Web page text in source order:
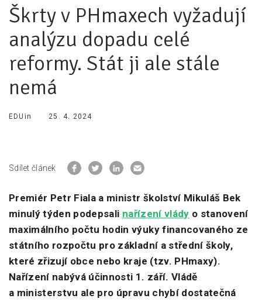
Pro zřizovatele
Konference Lepší škola
Kápézetka - průvodce pro zřizovatele
Klub zřizovatelů
O nás
Partneři a dárci
Škrty v PHmaxech vyžadují
analýzu dopadu celé
reformy. Stát ji ale stále
nemá
EDUin 25. 4. 2024
Sdílet článek
Premiér Petr Fiala a ministr školství Mikuláš Bek
minulý týden podepsali nařízení vlády o stanovení
maximálního počtu hodin výuky financovaného ze
státního rozpočtu pro základní a střední školy,
které zřizují obce nebo kraje (tzv. PHmaxy).
Nařízení nabývá účinnosti 1. září. Vládě
a ministerstvu ale pro úpravu chybí dostatečná